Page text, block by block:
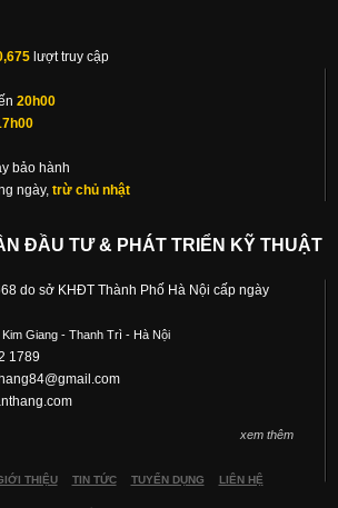
lượt truy cập
20h00
bảo hành
ngày, trừ chủ nhật
ĐẦU TƯ & PHÁT TRIỂN KỸ THUẬT
do sở KHĐT Thành Phố Hà Nội cấp ngày
Giang - Thanh Trì - Hà Nội
1789
xem thêm
THIỆU TIN TỨC TUYỂN DỤNG LIÊN HỆ